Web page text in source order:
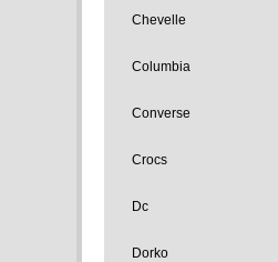
Chevelle
Columbia
Converse
Crocs
Dc
Dorko